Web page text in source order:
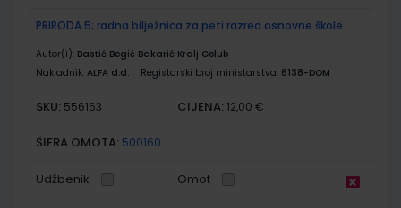
PRIRODA 5; radna bilježnica za peti razred osnovne škole
Autor(i): Bastić Begić Bakarić Kralj Golub
Nakladnik: ALFA d.d. Registarski broj ministarstva: 6138-DOM
SKU: 556163 CIJENA: 12,00 €
ŠIFRA OMOTA: 500160
Udžbenik Omot